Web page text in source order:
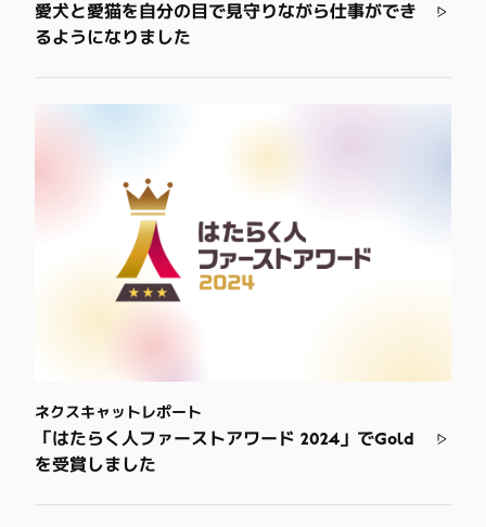
愛犬と愛猫を自分の目で見守りながら仕事ができ
るようになりました
ネクスキャットレポート
「はたらく人ファーストアワード 2024」でGold
を受賞しました